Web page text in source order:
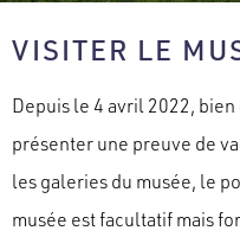
VISITER LE
Depuis le 4 avril 2022,
présenter une preuve de
les galeries du musée, le
musée est facultatif mais